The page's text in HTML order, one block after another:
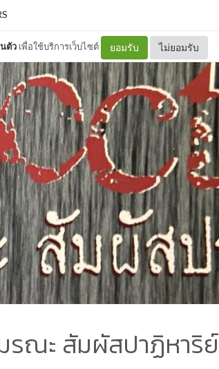
ตัว เพื่อใช้บริการเว็บไซต์ ยอมรับ ไม่ยอมรับ
รณะ สัมผัสปาฏิหาริย์